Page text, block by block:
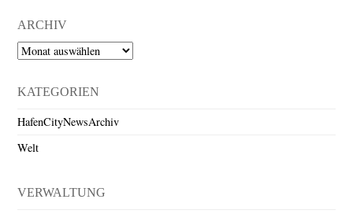
ARCHIV
Archiv
KATEGORIEN
HafenCityNewsArchiv
Welt
VERWALTUNG